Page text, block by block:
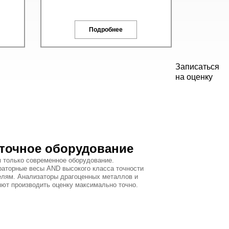
Подробнее
оборудование
современное оборудование.
весы AND высокого класса точности
Анализаторы драгоценных металлов и
производить оценку максимально точно.
Записаться
на оценку